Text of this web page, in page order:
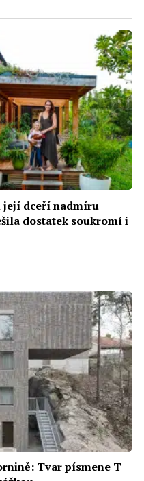
dceří nadmíru
dostatek soukromí i
Tvar písmene T